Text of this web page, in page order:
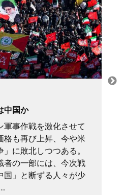
中国か
軍事作戦を激化させて
格も再び上昇、今や米
に敗北しつつある。
者の一部には、今次戦
国」と断ずる人々が少